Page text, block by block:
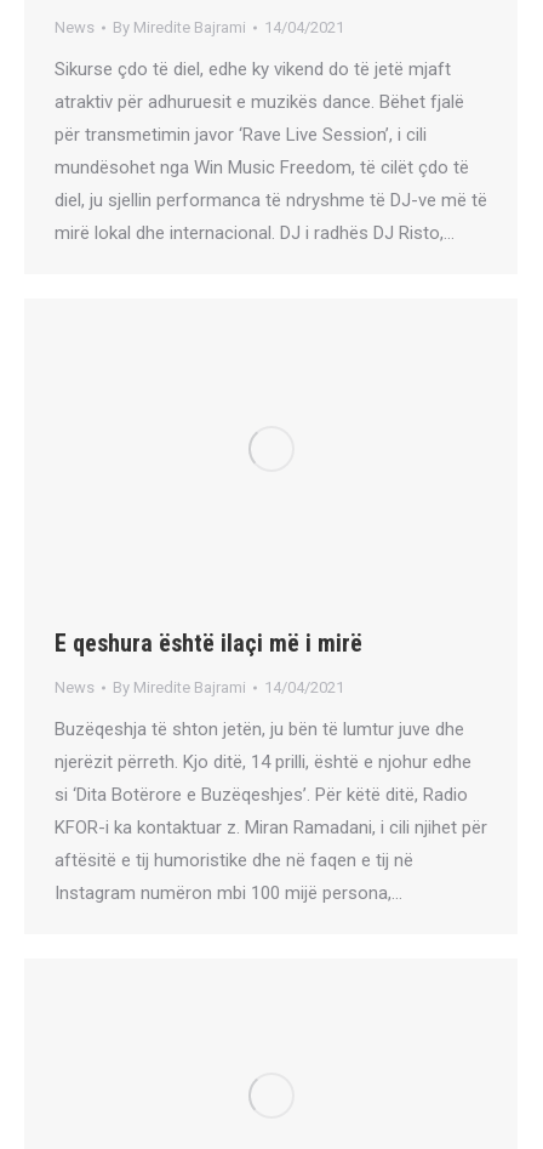
News By Miredite Bajrami 14/04/2021
Sikurse çdo të diel, edhe ky vikend do të jetë mjaft
atraktiv për adhuruesit e muzikës dance. Bëhet fjalë
për transmetimin javor ‘Rave Live Session’, i cili
mundësohet nga Win Music Freedom, të cilët çdo të
diel, ju sjellin performanca të ndryshme të DJ-ve më të
mirë lokal dhe internacional. DJ i radhës DJ Risto,…
E qeshura është ilaçi më i mirë
News By Miredite Bajrami 14/04/2021
Buzëqeshja të shton jetën, ju bën të lumtur juve dhe
njerëzit përreth. Kjo ditë, 14 prilli, është e njohur edhe
si ‘Dita Botërore e Buzëqeshjes’. Për këtë ditë, Radio
KFOR-i ka kontaktuar z. Miran Ramadani, i cili njihet për
aftësitë e tij humoristike dhe në faqen e tij në
Instagram numëron mbi 100 mijë persona,…